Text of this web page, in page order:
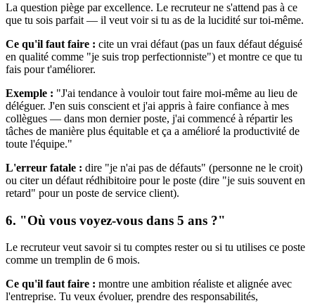
La question piège par excellence. Le recruteur ne s'attend pas à ce
que tu sois parfait — il veut voir si tu as de la lucidité sur toi-même.
Ce qu'il faut faire : cite un vrai défaut (pas un faux défaut déguisé
en qualité comme "je suis trop perfectionniste") et montre ce que tu
fais pour t'améliorer.
Exemple : "J'ai tendance à vouloir tout faire moi-même au lieu de
déléguer. J'en suis conscient et j'ai appris à faire confiance à mes
collègues — dans mon dernier poste, j'ai commencé à répartir les
tâches de manière plus équitable et ça a amélioré la productivité de
toute l'équipe."
L'erreur fatale : dire "je n'ai pas de défauts" (personne ne le croit)
ou citer un défaut rédhibitoire pour le poste (dire "je suis souvent en
retard" pour un poste de service client).
6. "Où vous voyez-vous dans 5 ans ?"
Le recruteur veut savoir si tu comptes rester ou si tu utilises ce poste
comme un tremplin de 6 mois.
Ce qu'il faut faire : montre une ambition réaliste et alignée avec
l'entreprise. Tu veux évoluer, prendre des responsabilités,